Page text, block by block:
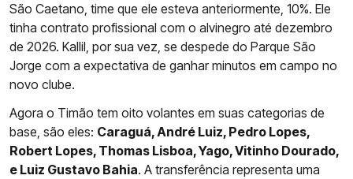
São Caetano, time que ele esteva anteriormente, 10%. Ele
tinha contrato profissional com o alvinegro até dezembro
de 2026. Kallil, por sua vez, se despede do Parque São
Jorge com a expectativa de ganhar minutos em campo no
novo clube.
Agora o Timão tem oito volantes em suas categorias de
base, são eles: Caraguá, André Luiz, Pedro Lopes,
Robert Lopes, Thomas Lisboa, Yago, Vitinho Dourado,
e Luiz Gustavo Bahia. A transferência representa uma